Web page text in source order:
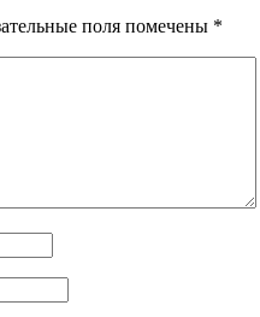
поля помечены *